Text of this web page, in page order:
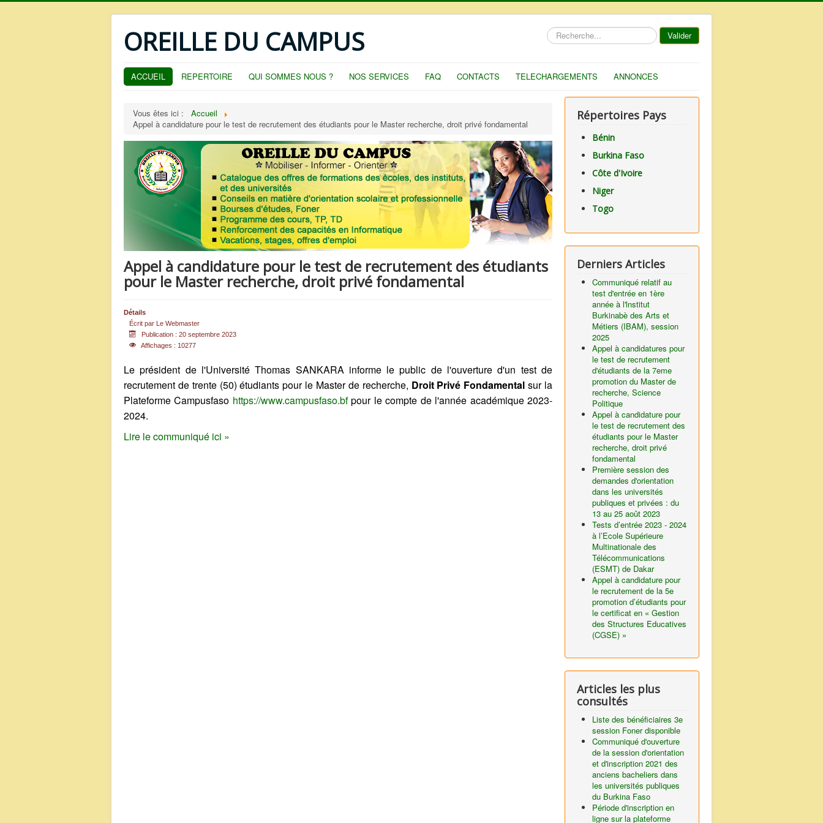
OREILLE DU CAMPUS Rechercher Valider
ACCUEIL REPERTOIRE QUI SOMMES NOUS ? NOS SERVICES FAQ CONTACTS TELECHARGEMENTS ANNONCES
Vous êtes ici :
Accueil
Appel à candidature pour le test de recrutement des étudiants pour le Master recherche, droit privé fondamental
Appel à candidature pour le test de recrutement des étudiants
pour le Master recherche, droit privé fondamental
Détails
Écrit par Le Webmaster
Publication : 20 septembre 2023
Affichages : 10277
Le président de l'Université Thomas SANKARA informe le public de l'ouverture d'un test de
recrutement de trente (50) étudiants pour le Master de recherche, Droit Privé Fondamental sur la
Plateforme Campusfaso https://www.campusfaso.bfpour le compte de l'année académique 2023-
2024.
Lire le communiqué ici »
Répertoires Pays
Bénin
Burkina Faso
Côte d'Ivoire
Niger
Togo
Derniers Articles
Communiqué relatif au
test d'entrée en 1ère
année à l'lnstitut
Burkinabè des Arts et
Métiers (IBAM), session
2025
Appel à candidatures pour
le test de recrutement
d'étudiants de la 7eme
promotion du Master de
recherche, Science
Politique
Appel à candidature pour
le test de recrutement des
étudiants pour le Master
recherche, droit privé
fondamental
Première session des
demandes d'orientation
dans les universités
publiques et privées : du
13 au 25 août 2023
Tests d’entrée 2023 - 2024
à l’Ecole Supérieure
Multinationale des
Télécommunications
(ESMT) de Dakar
Appel à candidature pour
le recrutement de la 5e
promotion d’étudiants pour
le certificat en « Gestion
des Structures Educatives
(CGSE) »
Articles les plus
consultés
Liste des bénéficiaires 3e
session Foner disponible
Communiqué d'ouverture
de la session d'orientation
et d'inscription 2021 des
anciens bacheliers dans
les universités publiques
du Burkina Faso
Période d'inscription en
ligne sur la plateforme